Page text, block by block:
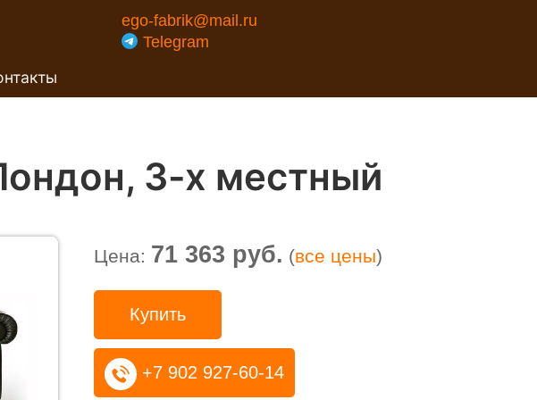
ego-fabrik@mail.ru
Telegram
3-х местный
Цена: 71 363 руб. (все цены)
Купить
+7 902 927-60-14